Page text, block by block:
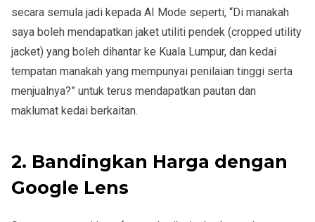
secara semula jadi kepada AI Mode seperti, “Di manakah
saya boleh mendapatkan jaket utiliti pendek (cropped utility
jacket) yang boleh dihantar ke Kuala Lumpur, dan kedai
tempatan manakah yang mempunyai penilaian tinggi serta
menjualnya?” untuk terus mendapatkan pautan dan
maklumat kedai berkaitan.
2. Bandingkan Harga dengan
Google Lens